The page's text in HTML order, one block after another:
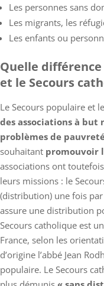
Les personnes sans
Les migrants, les
Les enfants ou
Quelle
et le Secours
Le Secours populaire et
des associations à
problèmes de
souhaitant promouvoir
associations ont
leurs missions : le
(distribution) une fois
assure une distribution
Secours catholique est
France, selon les
d’origine l’abbé Jean
populaire. Le Secours